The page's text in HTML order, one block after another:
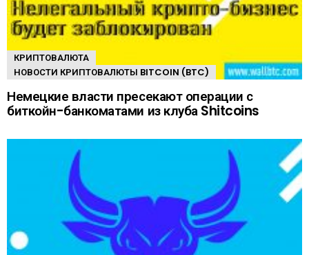
КРИПТОВАЛЮТА
НОВОСТИ КРИПТОВАЛЮТЫ BITCOIN (BTC)
Немецкие власти пресекают операции с
биткойн-банкоматами из клуба Shitcoins